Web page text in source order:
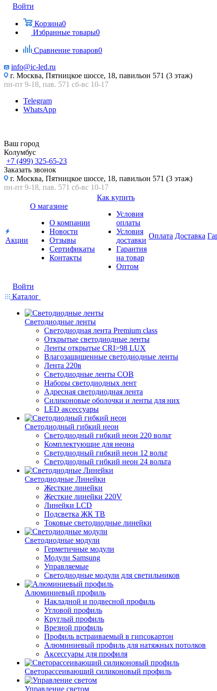
Войти
Корзина0
Избранные товары0
Сравнение товаров0
info@ic-led.ru
г. Москва, Пятницкое шоссе, 18, павильон 571 (3 этаж)
пн-пт 9-18, пав. 571 сб-вс 10-17
Telegram
WhatsApp
Ваш город
Колумбус
+7 (499) 325-65-23
Заказать звонок
г. Москва, Пятницкое шоссе, 18, павильон 571 (3 этаж)
пн-пт 9-18, пав. 571 сб-вс 10-17
Акции
О магазине
О компании
Новости
Отзывы
Сертификаты
Контакты
Как купить
Условия
оплаты
Условия
доставки
Гарантия
на товар
Оптом
Оплата Доставка
Войти
Каталог
Светодиодные ленты
Светодиодная лента Premium class
Открытые светодиодные ленты
Ленты открытые CRI>98 LUX
Влагозащищенные светодиодные ленты
Лента 220в
Светодиодные ленты COB
Наборы светодиодных лент
Адресная светодиодная лента
Силиконовые оболочки и ленты для них
LED аксессуары
Светодиодный гибкий неон
Светодиодный гибкий неон 220 вольт
Комплектующие для неона
Светодиодный гибкий неон 12 вольт
Светодиодный гибкий неон 24 вольта
Светодиодные Линейки
Жесткие линейки
Жесткие линейки 220V
Линейки LCD
Подсветка ЖК ТВ
Токовые светодиодные линейки
Светодиодные модули
Герметичные модули
Модули Samsung
Управляемые
Светодиодные модули для светильников
Алюминиевый профиль
Накладной и подвесной профиль
Угловой профиль
Круглый профиль
Врезной профиль
Профиль встраиваемый в гипсокартон
Алюминиевый профиль для натяжных потолков
Аксессуары для профиля
Светорассеивающий силиконовый профиль
Управление светом